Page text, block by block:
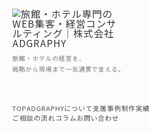
旅館・ホテルの経営を、
戦略から現場まで一気通貫で支える。
TOPADGRAPHYについて支援事例制作実績
ご相談の流れコラムお問い合わせ